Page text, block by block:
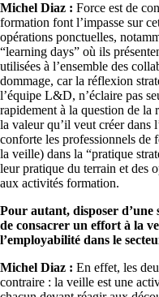
Michel Diaz : Force est de
formation font l’impasse sur
opérations ponctuelles,
“learning days” où ils
utilisées à l’ensemble des
dommage, car la réflexion
l’équipe L&D, n’éclaire pas
rapidement à la question de la
la valeur qu’il veut créer dans
conforte les professionnels de
la veille) dans la “pratique
leur pratique du terrain et des
aux activités formation.
Pour autant, disposer d’une
de consacrer un effort à la
l’employabilité dans le
Michel Diaz : En effet, les
contraire : la veille est une